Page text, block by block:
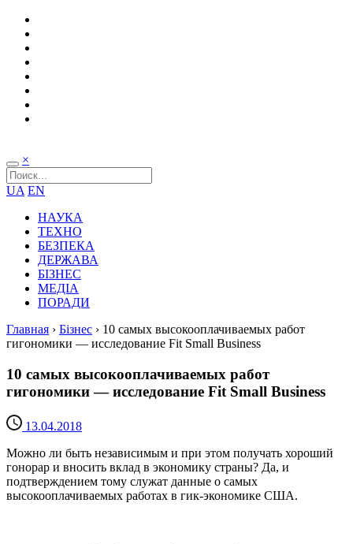
×
UA EN
НАУКА
ТЕХНО
БЕЗПЕКА
ДЕРЖАВА
БІЗНЕС
МЕДІА
ПОРАДИ
Главная › Бізнес › 10 самых высокооплачиваемых работ
гигономики — исследование Fit Small Business
10 самых высокооплачиваемых работ
гигономики — исследование Fit Small Business
13.04.2018
Можно ли быть независимым и при этом получать хороший
гонорар и вносить вклад в экономику страны? Да, и
подтверждением тому служат данные о самых
высокооплачиваемых работах в гик-экономике США.